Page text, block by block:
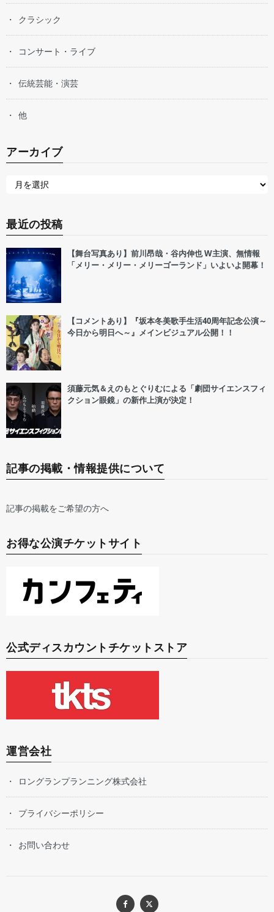
クラシック
コンサート・ライブ
伝統芸能・演芸
他
アーカイブ
最近の投稿
【舞台写真あり】前川昂哉・谷内伸也 W主演、無情報
「メリー・メリー・メリーゴーランド」いよいよ開幕！
【コメントあり】『坂本冬美歌手生活40周年記念公演～
今日から明日へ～』メインビジュアル公開！！
須藤元気＆えのもとぐりむによる「劇団サイエンスフィ
クション眼鏡」の新作上演が決定！
記事の掲載・情報提供について
記事の掲載をご希望の方へ
お得な公演チケットサイト
公式ディスカウントチケットストア
運営会社
ロングランプランニング株式会社
プライバシーポリシー
お問い合わせ